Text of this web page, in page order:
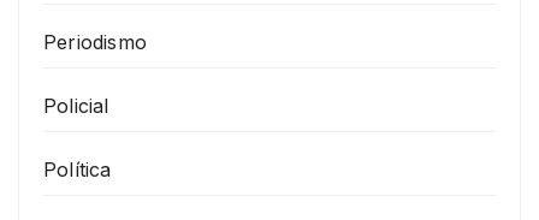
Periodismo
Policial
Política